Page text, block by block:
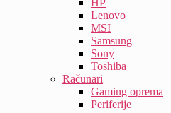
Lenovo
MSI
Samsung
Sony
Toshiba
Računari
Gaming oprema
Periferije